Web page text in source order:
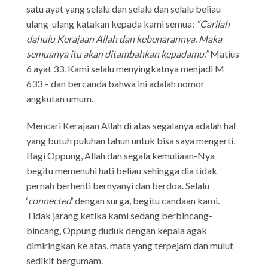
satu ayat yang selalu dan selalu dan selalu beliau
ulang-ulang katakan kepada kami semua: “Carilah
dahulu Kerajaan Allah dan kebenarannya. Maka
semuanya itu akan ditambahkan kepadamu.”Matius
6 ayat 33. Kami selalu menyingkatnya menjadi M
633 – dan bercanda bahwa ini adalah nomor
angkutan umum.
Mencari Kerajaan Allah di atas segalanya adalah hal
yang butuh puluhan tahun untuk bisa saya mengerti.
Bagi Oppung, Allah dan segala kemuliaan-Nya
begitu memenuhi hati beliau sehingga dia tidak
pernah berhenti bernyanyi dan berdoa. Selalu
‘connected’ dengan surga, begitu candaan kami.
Tidak jarang ketika kami sedang berbincang-
bincang, Oppung duduk dengan kepala agak
dimiringkan ke atas, mata yang terpejam dan mulut
sedikit bergumam.